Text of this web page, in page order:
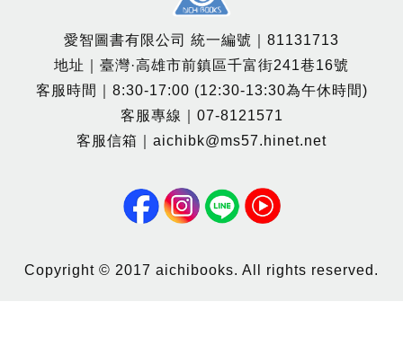
愛智圖書有限公司 統一編號｜81131713
地址｜臺灣·高雄市前鎮區千富街241巷16號
客服時間｜8:30-17:00 (12:30-13:30為午休時間)
客服專線｜07-8121571
客服信箱｜aichibk@ms57.hinet.net
Copyright © 2017 aichibooks. All rights reserved.